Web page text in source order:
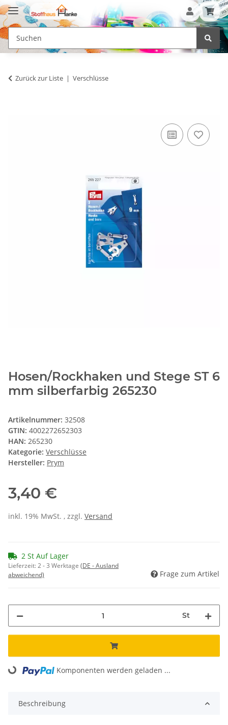
Zurück zur Liste Verschlüsse
Hosen/Rockhaken und Stege ST 6
mm silberfarbig 265230
Artikelnummer: 32508
GTIN: 4002272652303
HAN: 265230
Kategorie: Verschlüsse
Hersteller: Prym
3,40 €
inkl. 19% MwSt. , zzgl. Versand
2 St Auf Lager
Lieferzeit:2 - 3 Werktage (DE - Ausland
abweichend)
Frage zum Artikel
St
Loading... Komponenten werden geladen ...
Beschreibung